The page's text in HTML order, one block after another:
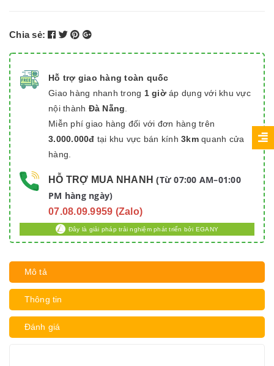
Chia sẻ:
Hỗ trợ giao hàng toàn quốc
Giao hàng nhanh trong 1 giờáp dụng với khu vực
nội thành Đà Nẵng
Miễn phí giao hàng đối với đơn hàng trên
3.000.000đ tại khu vực bán kính 3kmquanh cửa
hàng.
HỖ TRỢ MUA NHANH (Từ 07:00 AM–01:00
PM hàng ngày)
07.08.09.9959 (Zalo)
Đây là giải pháp trải nghiệm phát triển bởi EGANY
Mô tả
Thông tin
Đánh giá